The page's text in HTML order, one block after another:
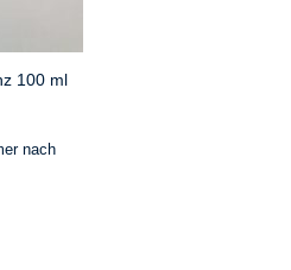
100 ml
nach